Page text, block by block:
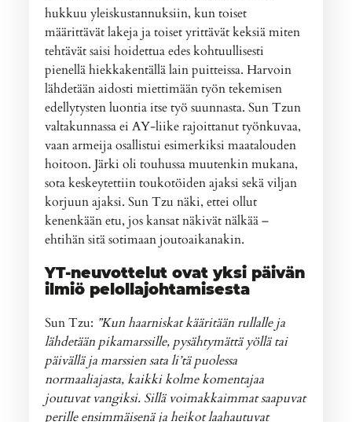
hukkuu yleiskustannuksiin, kun toiset
määrittävät lakeja ja toiset yrittävät keksiä miten
tehtävät saisi hoidettua edes kohtuullisesti
pienellä hiekkakentällä lain puitteissa. Harvoin
lähdetään aidosti miettimään työn tekemisen
edellytysten luontia itse työ suunnasta. Sun Tzun
valtakunnassa ei AY-liike rajoittanut työnkuvaa,
vaan armeija osallistui esimerkiksi maatalouden
hoitoon. Järki oli touhussa muutenkin mukana,
sota keskeytettiin toukotöiden ajaksi sekä viljan
korjuun ajaksi. Sun Tzu näki, ettei ollut
kenenkään etu, jos kansat näkivät nälkää –
ehtihän sitä sotimaan joutoaikanakin.
YT-neuvottelut ovat yksi päivän
ilmiö pelollajohtamisesta
Sun Tzu: ”Kun haarniskat kääritään rullalle ja
lähdetään pikamarssille, pysähtymättä yöllä tai
päivällä ja marssien sata li’tä puolessa
normaaliajasta, kaikki kolme komentajaa
joutuvat vangiksi. Sillä voimakkaimmat saapuvat
perille ensimmäisenä ja heikot laahautuvat